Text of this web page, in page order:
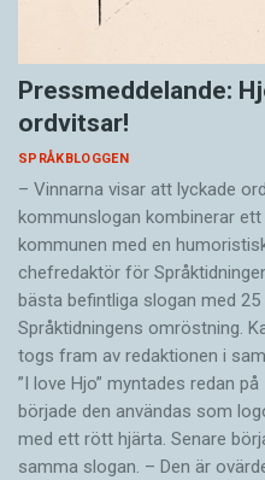
Pressmeddelande:
ordvitsar!
SPRÅKBLOGGEN
– Vinnarna visar att lyckade
kommunslogan kombinerar
kommunen med en
chefredaktör för
bästa befintliga slogan med
Språktidningens omröstning.
togs fram av redaktionen i
”I love Hjo” myntades redan
började den användas som
med ett rött hjärta. Senare
samma slogan. – Den är